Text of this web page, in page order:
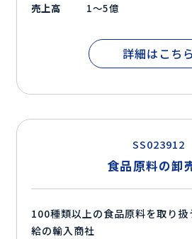
売上高
1～5億
詳細はこちら
SS023912
食品原料の卸
100種類以上の食品原料を取り
給の輸入商社